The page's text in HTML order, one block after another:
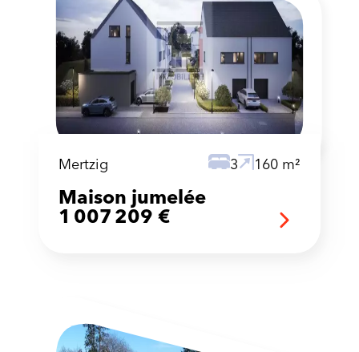
Mertzig 3 160 m²
Maison jumelée
1 007 209 €